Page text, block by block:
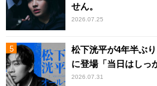
せん。
2026.07.25
松下洸平が4年半ぶ
に登場「当日はしっ
2026.07.31